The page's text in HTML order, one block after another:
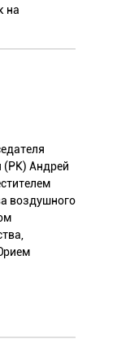
на
(РК) Андрей
воздушного